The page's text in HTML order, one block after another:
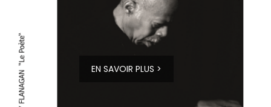
EN SAVOIR PLUS >